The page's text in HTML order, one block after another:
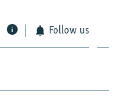
Follow us